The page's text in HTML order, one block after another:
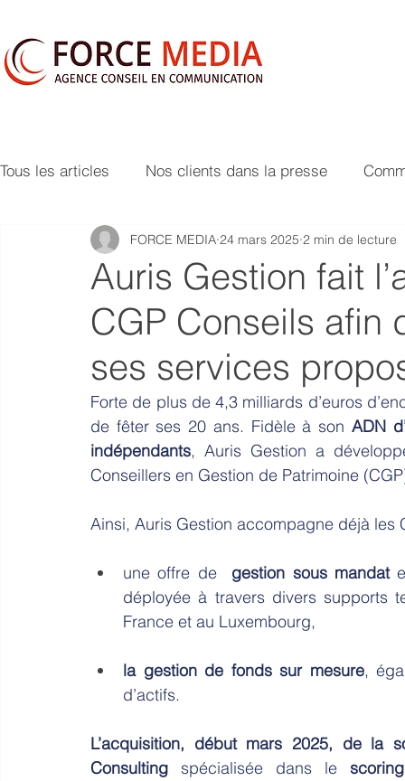
Tous les articles Nos clients dans la presse
Auris Gestion fait
CGP Conseils afin
ses services
FORCE MEDIA 24 mars 2025 2 min de lecture
Forte de plus de 4,3 milliards d’euros
de fêter ses 20 ans. Fidèle à son ADN
indépendants, Auris Gestion a
Conseillers en Gestion de Patrimoine
Ainsi, Auris Gestion accompagne déjà les
une offre de gestion sous mandat
déployée à travers divers supports
France et au Luxembourg,
la gestion de fonds sur mesure,
d’actifs.
L’acquisition, début mars 2025, de la
Consulting spécialisée dans le